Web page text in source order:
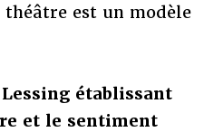
théâtre est un modèle
établissant
et le sentiment